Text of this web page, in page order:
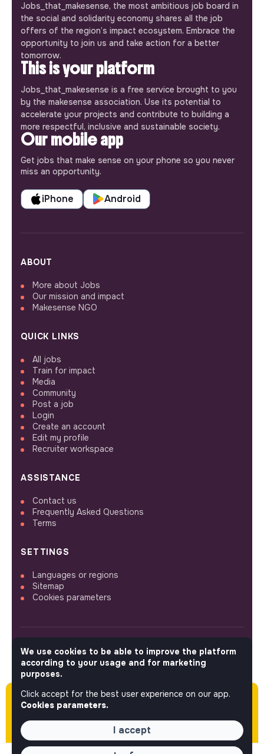
Please note this job was posted over 60 days
ago (06-04-2026) and may or may not have
expired.
Jobs_that_makesense, the most ambitious job board in
the social and solidarity economy shares all the job
offers of the region’s impact ecosystem. Embrace the
opportunity to join us and take action for a better
tomorrow.
This is your platform
Jobs_that_makesense is a free service brought to you
by the makesense association. Use its potential to
accelerate your projects and contribute to building a
more respectful, inclusive and sustainable society.
Our mobile app
Get jobs that make sense on your phone so you never
miss an opportunity.
iPhone Android
ABOUT
More about Jobs
Our mission and impact
Makesense NGO
QUICK LINKS
All jobs
Train for impact
Media
Community
Post a job
Login
Create an account
Edit my profile
Recruiter workspace
ASSISTANCE
Contact us
Frequently Asked Questions
Terms
SETTINGS
Languages or regions
Sitemap
Cookies parameters
FOLLOW US
© 2026 jobs that makesense.
We use cookies to be able to improve the platform
according to your usage and for marketing
purposes.
Click accept for the best user experience on our app.
Cookies parameters.
I accept